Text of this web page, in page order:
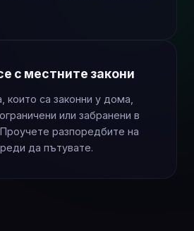
с местните закони
които са законни у дома,
или забранени в
разпоредбите на
да пътувате.